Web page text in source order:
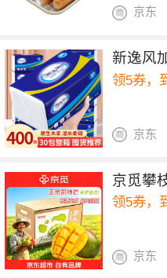
京东
新逸风
领5券，
京东
京觅攀
领5券，
京东